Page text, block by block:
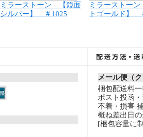
ミラーストーン 【鏡面
シルバー】 ＃1025
ミラーストー
トゴールド】
メール便（
梱包配送料
ポスト投函
不着・損害
概ね差出日
[梱包容量に